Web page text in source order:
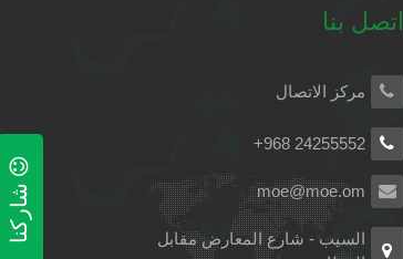
اتصل بنا
مركز الاتصال
+968 24255552
moe@moe.om
السيب - شارع المعارض مقابل
شاركنا